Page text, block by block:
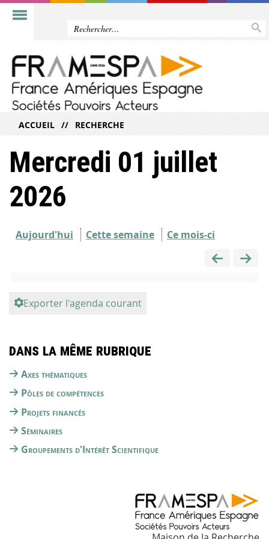
ACCUEIL RECHERCHE
Mercredi 01 juillet
2026
Aujourd'hui Cette semaine Ce mois-ci
Exporter l'agenda courant
Dans la même rubrique
Axes thématiques
Pôles de compétences
Projets financés
Séminaires
Groupements d'Intérêt Scientifique